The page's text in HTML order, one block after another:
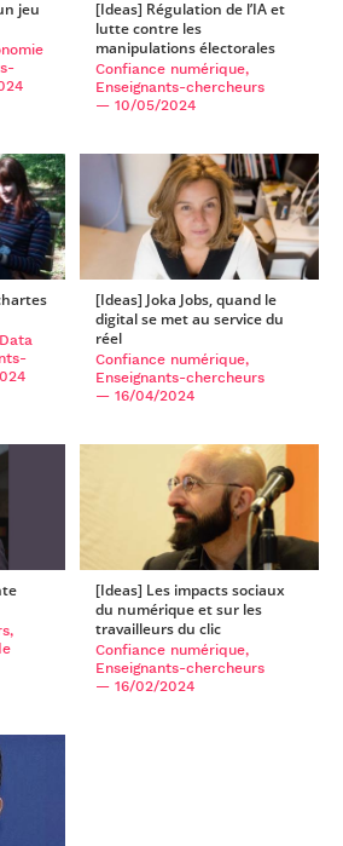
jeu
[Ideas] Régulation de l’IA et
lutte contre les
manipulations électorales
Confiance numérique,
Enseignants-chercheurs
— 10/05/2024
[Ideas] Joka Jobs, quand le
digital se met au service du
réel
Confiance numérique,
Enseignants-chercheurs
— 16/04/2024
[Ideas] Les impacts sociaux
du numérique et sur les
travailleurs du clic
Confiance numérique,
Enseignants-chercheurs
— 16/02/2024